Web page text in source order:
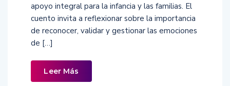
apoyo integral para la infancia y las familias. El
cuento invita a reflexionar sobre la importancia
de reconocer, validar y gestionar las emociones
de […]
Leer Más